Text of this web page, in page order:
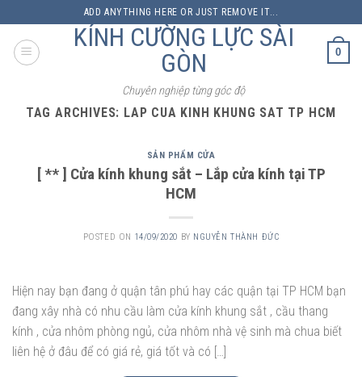
to
content
ADD ANYTHING HERE OR JUST REMOVE IT...
KÍNH CƯỜNG LỰC SÀI
GÒN
Chuyên nghiệp từng góc độ
0
TAG ARCHIVES: LAP CUA KINH KHUNG SAT TP HCM
SẢN PHẨM CỬA
[ ** ] Cửa kính khung sắt – Lắp cửa kính tại TP
HCM
POSTED ON 14/09/2020 BY NGUYỄN THÀNH ĐỨC
Hiện nay bạn đang ở quận tân phú hay các quận tại TP HCM bạn
đang xây nhà có nhu cầu làm cửa kính khung sắt , cầu thang
kính , cửa nhôm phòng ngủ, cửa nhôm nhà vệ sinh mà chua biết
liên hệ ở đâu để có giá rẻ, giá tốt và có […]